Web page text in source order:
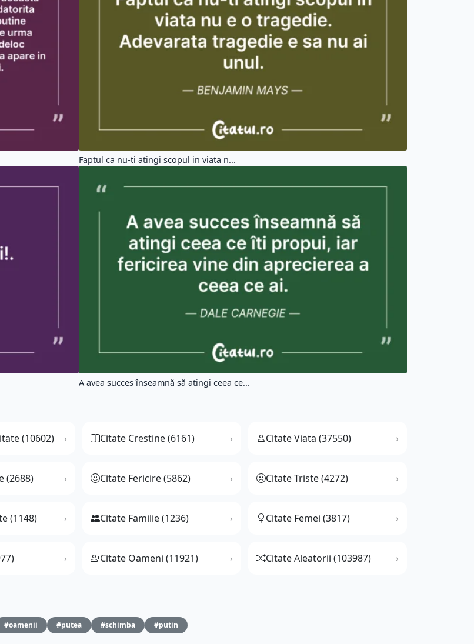
Faptul ca nu-ti atingi scopul in viata n...
A avea succes înseamnă să atingi ceea ce...
(10602) Citate Crestine (6161) Citate Viata (37550)
(2688) Citate Fericire (5862) Citate Triste (4272)
(1148) Citate Familie (1236) Citate Femei (3817)
Citate Oameni (11921) Citate Aleatorii (103987)
#oamenii #putea #schimba #putin